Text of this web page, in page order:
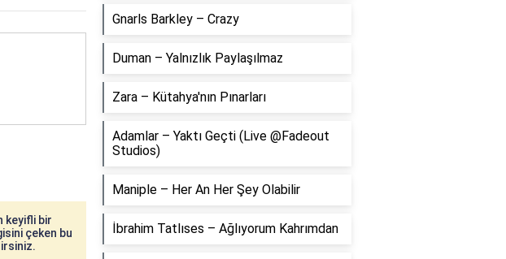
keyifli bir
çeken bu
Gnarls Barkley – Crazy
Duman – Yalnızlık Paylaşılmaz
Zara – Kütahya'nın Pınarları
Adamlar – Yaktı Geçti (Live @Fadeout
Studios)
Maniple – Her An Her Şey Olabilir
İbrahim Tatlıses – Ağlıyorum Kahrımdan